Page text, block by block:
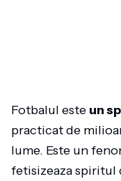
Fotbalul este un
practicat de
lume. Este un
fetisizeaza spiritul